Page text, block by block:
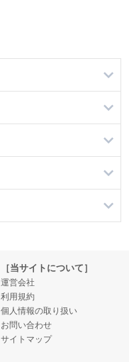
［当サイトについて］
運営会社
利用規約
個人情報の取り扱い
お問い合わせ
サイトマップ